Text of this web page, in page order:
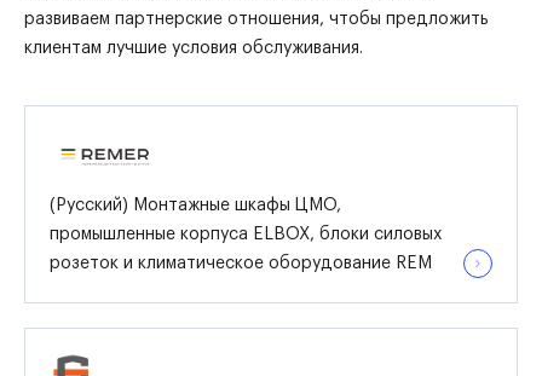
развиваем партнерские отношения, чтобы предложить
клиентам лучшие условия обслуживания.
(Русский) Монтажные шкафы ЦМО,
промышленные корпуса ELBOX, блоки силовых
розеток и климатическое оборудование REM